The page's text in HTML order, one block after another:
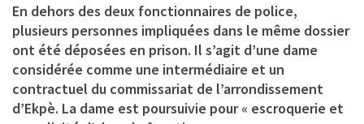
En dehors des deux fonctionnaires de police,
plusieurs personnes impliquées dans le même dossier
ont été déposées en prison. Il s’agit d’une dame
considérée comme une intermédiaire et un
contractuel du commissariat de l’arrondissement
d’Ekpè. La dame est poursuivie pour « escroquerie et